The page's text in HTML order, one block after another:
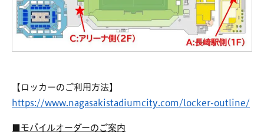
【ロッカーのご利用方法】
https://www.nagasakistadiumcity.com/locker-outline/
■モバイルオーダーのご案内